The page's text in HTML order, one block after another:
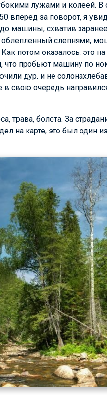
лужами и колеей.
вперед за поворот, я
машины, схватив
облепленный слепнями,
потом оказалось, это
что пробьют машину по
дур, и не
в свою очередь
трава, болота. За
на карте, это был один